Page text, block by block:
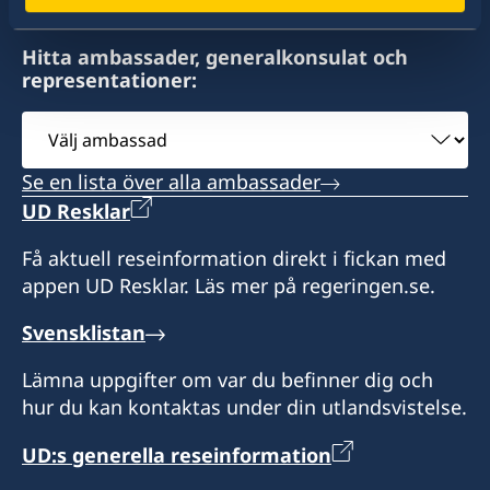
Hitta ambassader, generalkonsulat och
representationer:
Välj
ambassad
Se en lista över alla ambassader
UD Resklar
Få aktuell reseinformation direkt i fickan med
appen UD Resklar. Läs mer på regeringen.se.
Svensklistan
Lämna uppgifter om var du befinner dig och
hur du kan kontaktas under din utlandsvistelse.
UD:s generella reseinformation